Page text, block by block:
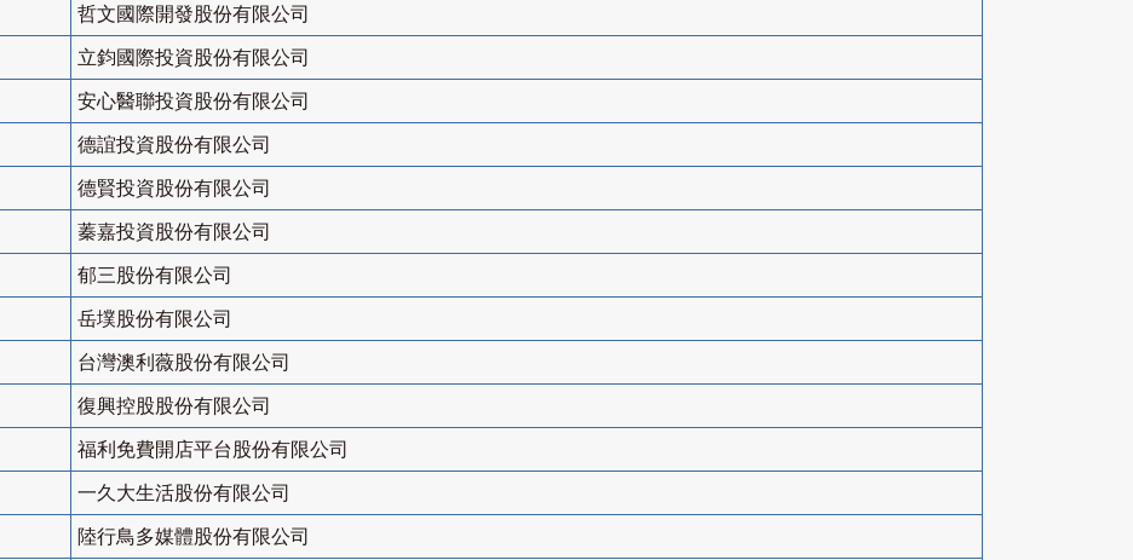
哲文國際開發股份有限公司
立鈞國際投資股份有限公司
安心醫聯投資股份有限公司
德誼投資股份有限公司
德賢投資股份有限公司
蓁嘉投資股份有限公司
郁三股份有限公司
岳墣股份有限公司
台灣澳利薇股份有限公司
復興控股股份有限公司
福利免費開店平台股份有限公司
一久大生活股份有限公司
陸行鳥多媒體股份有限公司